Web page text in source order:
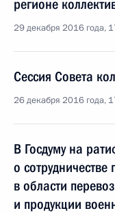
регионе
29 декабря 2016 года,
Сессия Совета
26 декабря 2016 года,
В Госдуму на
о
в области
и продукции